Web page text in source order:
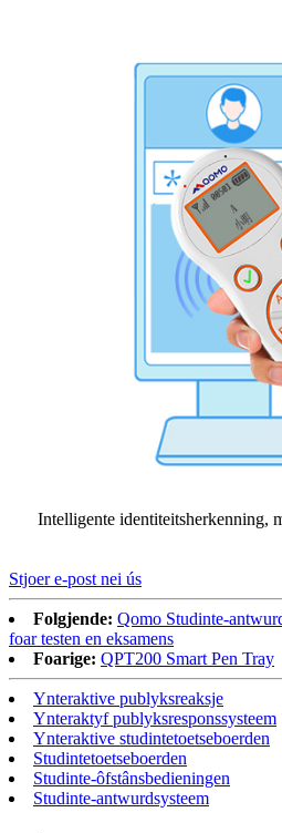
Intelligente identiteitsherkenning,
Stjoer e-post nei ús
Folgjende: Qomo Studinte-
foar testen en eksamens
Foarige: QPT200 Smart Pen Tray
Ynteraktive publyksreaksje
Ynteraktyf publyksresponssysteem
Ynteraktive studintetoetseboerden
Studintetoetseboerden
Studinte-ôfstânsbedieningen
Studinte-antwurdsysteem